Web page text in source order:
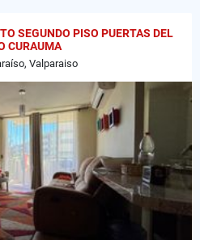
SEGUNDO PISO PUERTAS DEL
CURAUMA
Valparaiso